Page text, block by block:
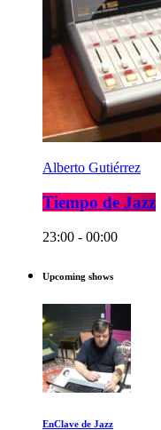
Alberto Gutiérrez
Tiempo de Jazz
23:00 - 00:00
Upcoming shows
EnClave de Jazz